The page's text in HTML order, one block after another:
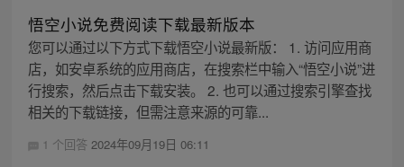
悟空小说免费阅读下载最新版本
您可以通过以下方式下载悟空小说最新版： 1. 访问应用商
店，如安卓系统的应用商店，在搜索栏中输入“悟空小说”进
行搜索，然后点击下载安装。 2. 也可以通过搜索引擎查找
相关的下载链接，但需注意来源的可靠...
1 个回答 2024年09月19日 06:11